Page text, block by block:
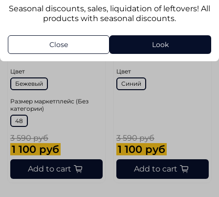
sku MSSK/80-400/11
Сорочка MARIO
MACHADO
M
Цвет
Бежевый
Размер маркетплейс (Без
категории)
48
3 590 руб
1 100 руб
Add to cart
sku MSSK/EI-48/11
Сорочка MARIO
S
Цвет
Синий
3 590 руб
1 100 руб
Add to cart
Seasonal discounts, sales, liquidation of leftovers! All
products with seasonal discounts.
Close Look